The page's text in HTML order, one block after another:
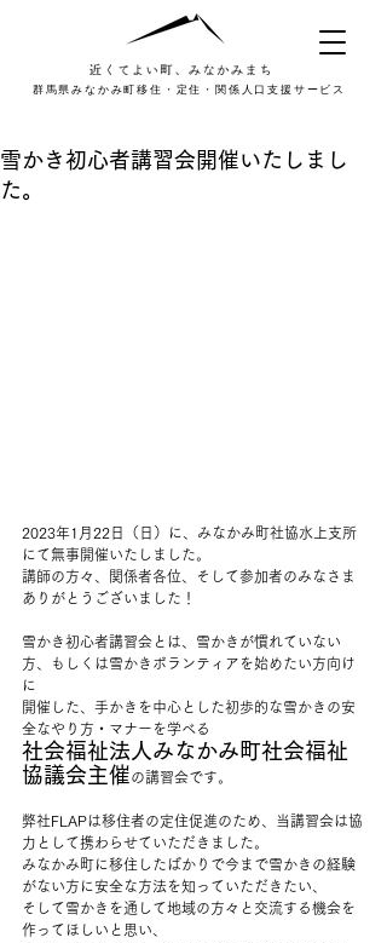
群馬県みなかみ町移住・定住・関係人口支援サービス
雪かき初心者講習会開催いたしまし
た。
2023年1月22日（日）に、みなかみ町社協水上支所
にて無事開催いたしました。
講師の方々、関係者各位、そして参加者のみなさま
ありがとうございました！
雪かき初心者講習会とは、雪かきが慣れていない
方、もしくは雪かきボランティアを始めたい方向け
に
開催した、手かきを中心とした初歩的な雪かきの安
全なやり方・マナーを学べる
社会福祉法人みなかみ町社会福祉
協議会主催の講習会です。
弊社FLAPは移住者の定住促進のため、当講習会は協
力として携わらせていただきました。
みなかみ町に移住したばかりで今まで雪かきの経験
がない方に安全な方法を知っていただきたい、
そして雪かきを通して地域の方々と交流する機会を
作ってほしいと思い、